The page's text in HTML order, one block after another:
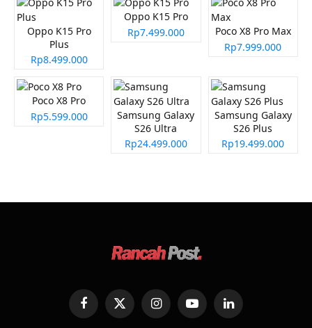
Oppo K15 Pro
Plus
Rp8.499.000
Oppo K15 Pro
Rp7.499.000
Poco X8 Pro Max
Rp7.999.000
Poco X8 Pro
Rp5.599.000
Samsung Galaxy
S26 Ultra
Rp24.499.000
Samsung Galaxy
S26 Plus
Rp19.499.000
FacebookX
(Twitter)
InstagramYouTubeLinkedIn